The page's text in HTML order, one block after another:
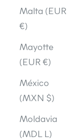
Malta (EUR
€)
Mayotte
(EUR €)
México
(MXN $)
Moldavia
(MDL L)